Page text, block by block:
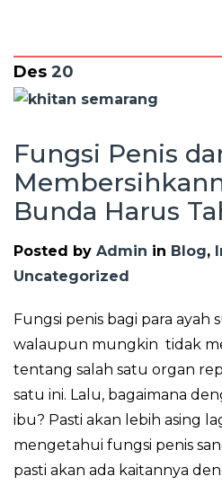
Des 20
Fungsi Penis
Bunda Harus
Posted by Admin in Blog,
Uncategorized
Fungsi penis bagi para ayah
walaupun mungkin tidak
tentang salah satu organ
satu ini. Lalu, bagaimana
ibu? Pasti akan lebih asing
mengetahui fungsi penis
pasti akan ada kaitannya